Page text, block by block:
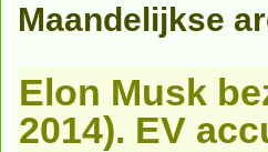
Maandelijkse
Elon Musk
2014). EV